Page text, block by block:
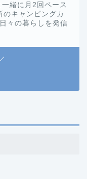
緒に月2回ペース
キャンピングカ
々の暮らしを発信